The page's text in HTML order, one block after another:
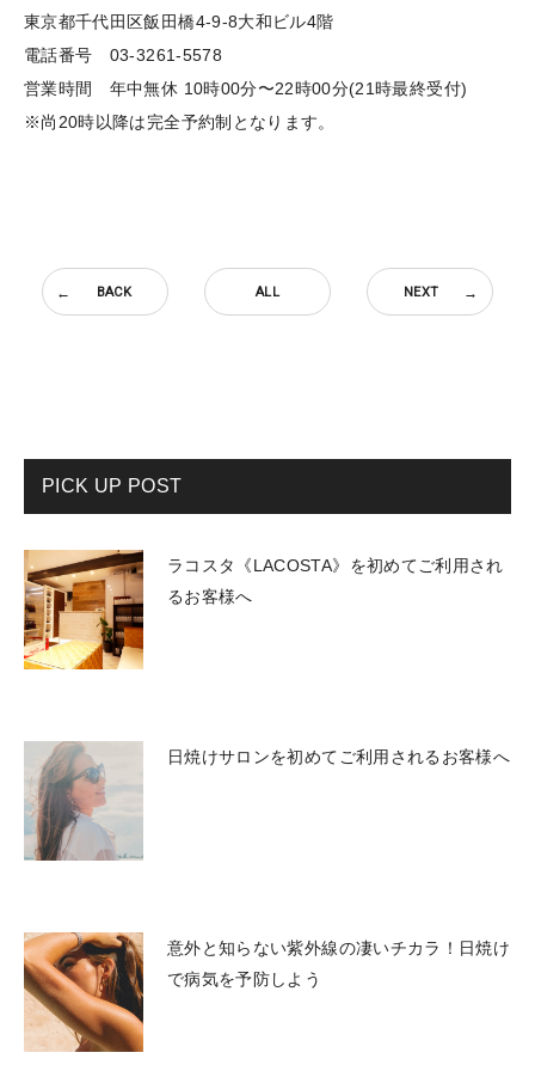
東京都千代田区飯田橋4-9-8大和ビル4階
電話番号 03-3261-5578
営業時間 年中無休 10時00分〜22時00分(21時最終受付)
※尚20時以降は完全予約制となります。
BACK ALL NEXT
PICK UP POST
ラコスタ《LACOSTA》を初めてご利用され
るお客様へ
日焼けサロンを初めてご利用されるお客様へ
意外と知らない紫外線の凄いチカラ！日焼け
で病気を予防しよう